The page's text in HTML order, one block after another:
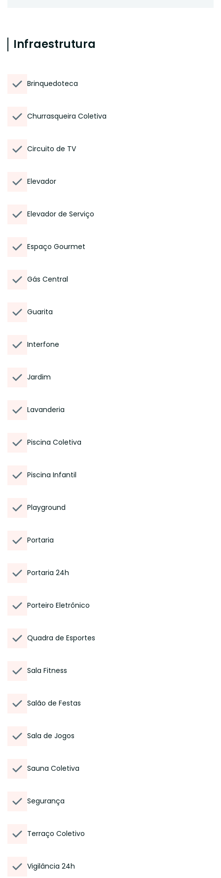
Infraestrutura
Brinquedoteca
Churrasqueira Coletiva
Circuito de TV
Elevador
Elevador de Serviço
Espaço Gourmet
Gás Central
Guarita
Interfone
Jardim
Lavanderia
Piscina Coletiva
Piscina Infantil
Playground
Portaria
Portaria 24h
Porteiro Eletrônico
Quadra de Esportes
Sala Fitness
Salão de Festas
Sala de Jogos
Sauna Coletiva
Segurança
Terraço Coletivo
Vigilância 24h